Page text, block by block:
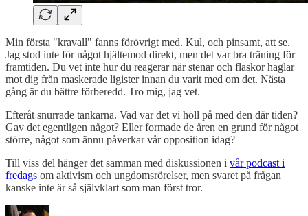
Min första "kravall" fanns förövrigt med. Kul, och pinsamt, att se.
Jag stod inte för något hjältemod direkt, men det var bra träning för
framtiden. Du vet inte hur du reagerar när stenar och flaskor haglar
mot dig från maskerade ligister innan du varit med om det. Nästa
gång är du bättre förberedd. Tro mig, jag vet.
Efteråt snurrade tankarna. Vad var det vi höll på med den där tiden?
Gav det egentligen något? Eller formade de åren en grund för något
större, något som ännu påverkar vår opposition idag?
Till viss del hänger det samman med diskussionen i vår podcast i
fredags om aktivism och ungdomsrörelser, men svaret på frågan
kanske inte är så självklart som man först tror.